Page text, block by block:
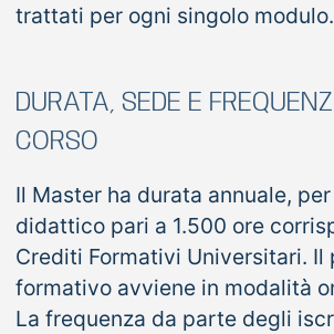
trattati per ogni singolo modulo.
DURATA, SEDE E
CORSO
Il Master ha durata annuale,
didattico pari a 1.500 ore
Crediti Formativi Universitari. Il
formativo avviene in modalità
La frequenza da parte degli